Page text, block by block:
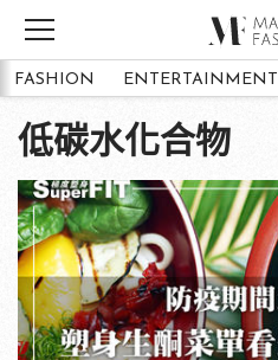
FASHION ENTERTAINMENT
低碳水化合物